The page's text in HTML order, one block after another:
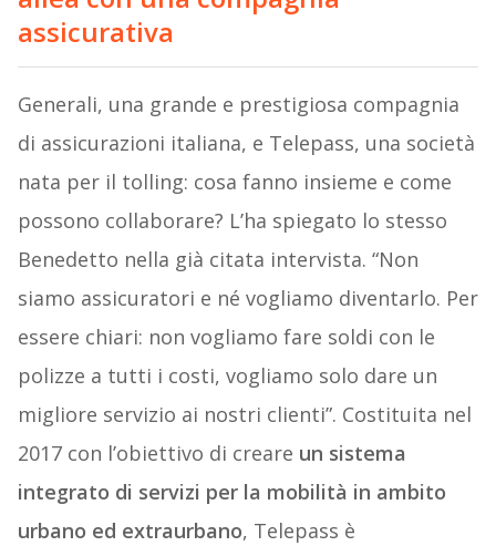
assicurativa
Generali, una grande e prestigiosa compagnia
di assicurazioni italiana, e Telepass, una società
nata per il tolling: cosa fanno insieme e come
possono collaborare? L’ha spiegato lo stesso
Benedetto nella già citata intervista. “Non
siamo assicuratori e né vogliamo diventarlo. Per
essere chiari: non vogliamo fare soldi con le
polizze a tutti i costi, vogliamo solo dare un
migliore servizio ai nostri clienti”. Costituita nel
2017 con l’obiettivo di creare un sistema
integrato di servizi per la mobilità in ambito
urbano ed extraurbano, Telepass è